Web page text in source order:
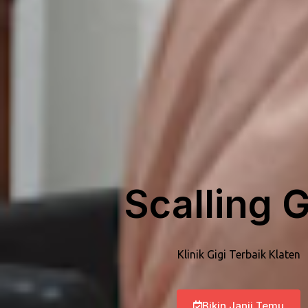
Scalling
Klinik Gigi Terbaik Klaten
Bikin Janji Temu